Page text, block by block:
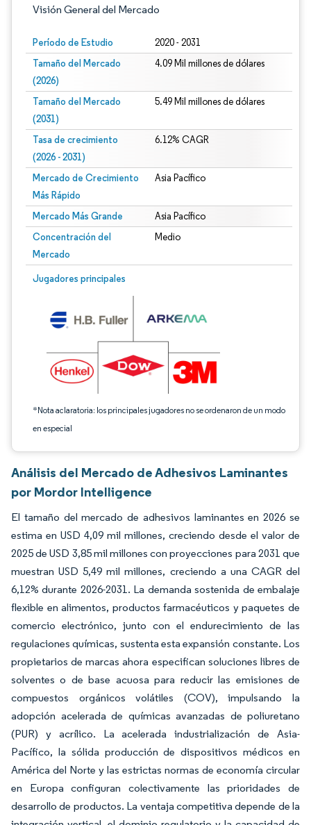
Visión General del Mercado
Período de Estudio 2020 - 2031
Tamaño del Mercado
(2026)
4.09 Mil millones de dólares
Tamaño del Mercado
(2031)
5.49 Mil millones de dólares
Tasa de crecimiento
(2026 - 2031)
6.12% CAGR
Mercado de Crecimiento
Más Rápido
Asia Pacífico
Mercado Más Grande Asia Pacífico
Concentración del
Mercado
Medio
Jugadores principales
*Nota aclaratoria: los principales jugadores no se ordenaron de un modo
en especial
Imagen © Mordor Intelligence. El uso requiere atribución según CC BY 4.0.
Análisis del Mercado de Adhesivos Laminantes
por Mordor Intelligence
El tamaño del mercado de adhesivos laminantes en 2026 se
estima en USD 4,09 mil millones, creciendo desde el valor de
2025 de USD 3,85 mil millones con proyecciones para 2031 que
muestran USD 5,49 mil millones, creciendo a una CAGR del
6,12% durante 2026-2031. La demanda sostenida de embalaje
flexible en alimentos, productos farmacéuticos y paquetes de
comercio electrónico, junto con el endurecimiento de las
regulaciones químicas, sustenta esta expansión constante. Los
propietarios de marcas ahora especifican soluciones libres de
solventes o de base acuosa para reducir las emisiones de
compuestos orgánicos volátiles (COV), impulsando la
adopción acelerada de químicas avanzadas de poliuretano
(PUR) y acrílico. La acelerada industrialización de Asia-
Pacífico, la sólida producción de dispositivos médicos en
América del Norte y las estrictas normas de economía circular
en Europa configuran colectivamente las prioridades de
desarrollo de productos. La ventaja competitiva depende de la